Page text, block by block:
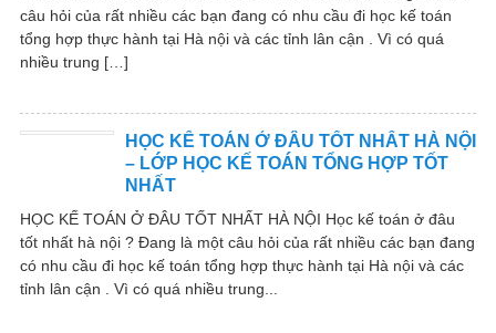
câu hỏi của rất nhiều các bạn đang có nhu cầu đi học kế toán
tổng hợp thực hành tại Hà nội và các tỉnh lân cận . Vì có quá
nhiều trung […]
HỌC KẾ TOÁN Ở ĐÂU TỐT NHẤT HÀ NỘI
– LỚP HỌC KẾ TOÁN TỔNG HỢP TỐT
NHẤT
HỌC KẾ TOÁN Ở ĐÂU TỐT NHẤT HÀ NỘI Học kế toán ở đâu
tốt nhất hà nội ? Đang là một câu hỏi của rất nhiều các bạn đang
có nhu cầu đi học kế toán tổng hợp thực hành tại Hà nội và các
tỉnh lân cận . Vì có quá nhiều trung...